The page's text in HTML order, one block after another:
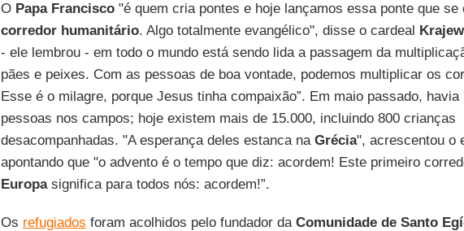
O Papa Francisco"é quem cria pontes e hoje lançamos essa ponte que se
corredor humanitário. Algo totalmente evangélico", disse o cardeal
- ele lembrou - em todo o mundo está sendo lida a passagem da
pães e peixes. Com as pessoas de boa vontade, podemos multiplicar os
Esse é o milagre, porque Jesus tinha compaixão”. Em maio passado, havia
pessoas nos campos; hoje existem mais de 15.000, incluindo 800 crianças
desacompanhadas. "A esperança deles estanca na Grécia", acrescentou o
apontando que "o advento é o tempo que diz: acordem! Este primeiro
Europasignifica para todos nós: acordem!”.
Os refugiados foram acolhidos pelo fundador da Comunidade de Santo